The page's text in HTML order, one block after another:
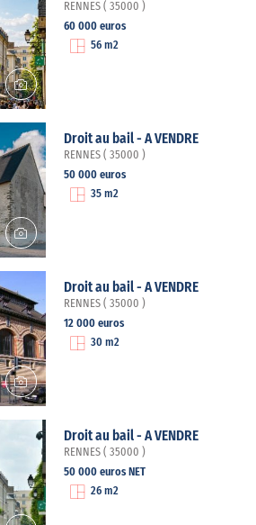
RENNES ( 35000 )
60 000 euros
56 m2
Droit au bail - A VENDRE
RENNES ( 35000 )
50 000 euros
35 m2
Droit au bail - A VENDRE
RENNES ( 35000 )
12 000 euros
30 m2
Droit au bail - A VENDRE
RENNES ( 35000 )
50 000 euros NET
26 m2